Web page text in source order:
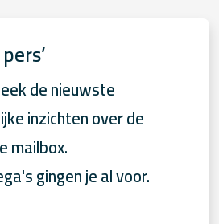
de nieuwste
inzichten over de
mailbox.
gingen je al voor.